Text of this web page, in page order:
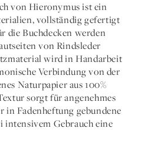
von Hieronymus ist ein
vollständig gefertigt
die Buchdecken werden
von Rindsleder
wird in Handarbeit
Verbindung von der
Naturpapier aus 100%
sorgt für angenehmes
in Fadenheftung gebundene
intensivem Gebrauch eine